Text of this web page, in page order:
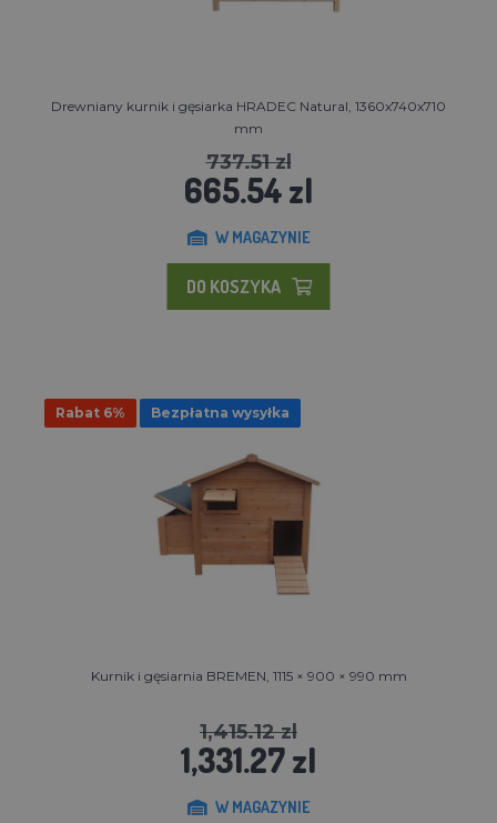
Drewniany kurnik i gęsiarka HRADEC Natural, 1360x740x710
mm
737.51 zl
665.54 zl
W MAGAZYNIE
DO KOSZYKA
Rabat 6% Bezpłatna wysyłka
Kurnik i gęsiarnia BREMEN, 1115 × 900 × 990 mm
1,415.12 zl
1,331.27 zl
W MAGAZYNIE